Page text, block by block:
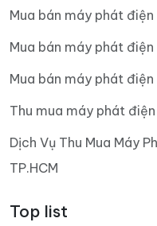
Mua bán máy phát
Mua bán máy phát
Mua bán máy phát
Thu mua máy phát điện
Dịch Vụ Thu Mua Máy
TP.HCM
Top list